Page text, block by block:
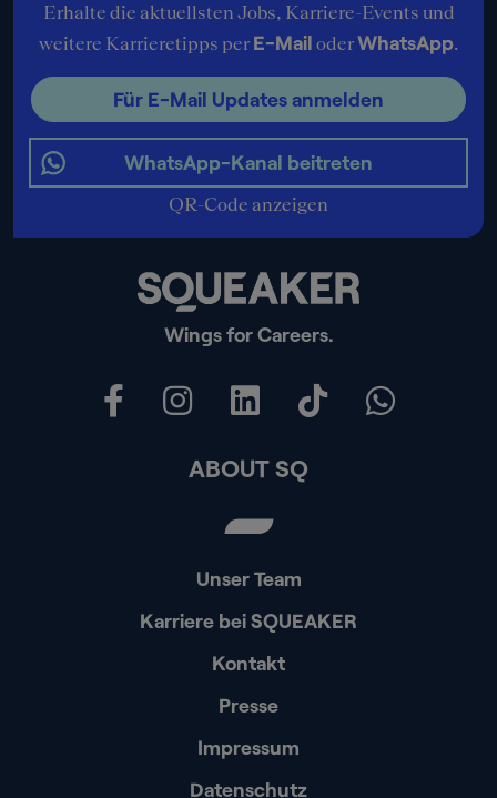
Wings for Careers.
Erhalte die aktuellsten Jobs, Karriere-Events und
weitere Karrieretipps per E-Mail oderWhatsApp.
Für E-Mail Updates anmelden
WhatsApp-Kanal beitreten
QR-Code anzeigen
ABOUT SQ
Unser Team
Karriere bei SQUEAKER
Kontakt
Presse
Impressum
Datenschutz